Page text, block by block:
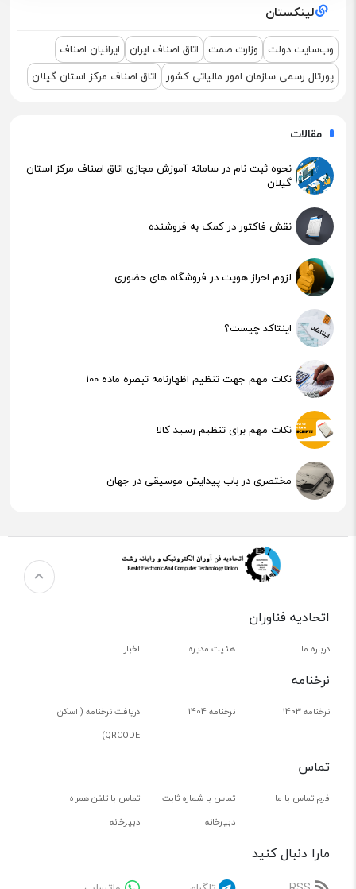
نشست مشترک درباره نمایشگاه ETEX+IGF 2025
لینکستان
وب‌سایت دولت وزارت صمت اتاق اصناف ایران
ایرانیان اصناف
پورتال رسمی سازمان امور مالیاتی کشور
اتاق اصناف مرکز استان گیلان
مقالات
نحوه ثبت نام در سامانه آموزش مجازی اتاق اصناف مرکز استان
گیلان
نقش فاکتور در کمک به فروشنده
لزوم احراز هویت در فروشگاه های حضوری
اینتاکد چیست؟
نکات مهم جهت تنظیم اظهارنامه تبصره ماده 100
نکات مهم برای تنظیم رسید کالا
مختصری در باب پیدایش موسیقی در جهان
اتحادیه فناوران
درباره ما هئیت مدیره اخبار
نرخنامه
نرخنامه 1403 نرخنامه 1404
دریافت نرخنامه ( اسکن
QRCODE)
تماس
فرم تماس با ما
تماس با شماره ثابت
دبیرخانه
تماس با تلفن همراه
دبیرخانه
مارا دنبال کنید